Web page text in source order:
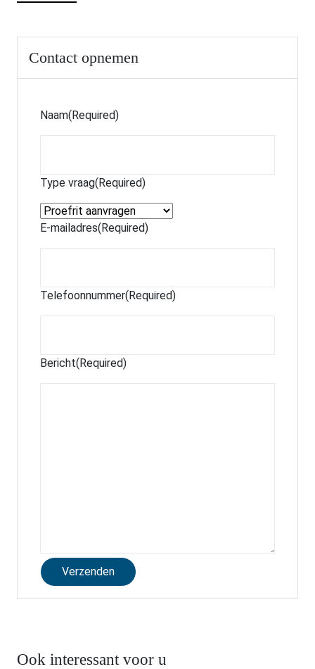
Contact opnemen
Naam(Required)
Type vraag(Required)
E-mailadres(Required)
Telefoonnummer(Required)
Bericht(Required)
Ook interessant voor u